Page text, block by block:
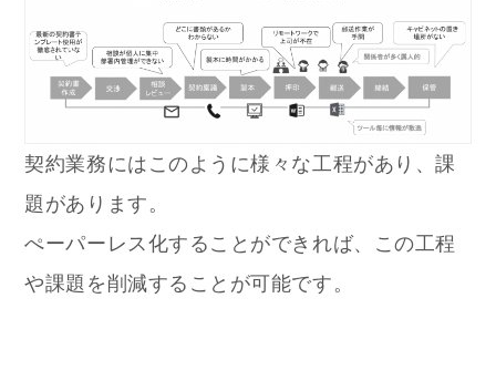
契約業務にはこのように様々な工程があり、課
題があります。
ぺーパーレス化することができれば、この工程
や課題を削減することが可能です。